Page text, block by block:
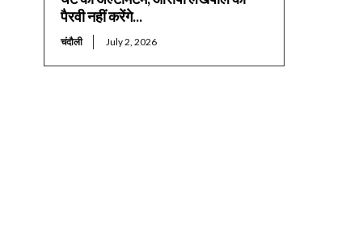
पैरवी नहीं करेंगे...
चंदौली July 2, 2026